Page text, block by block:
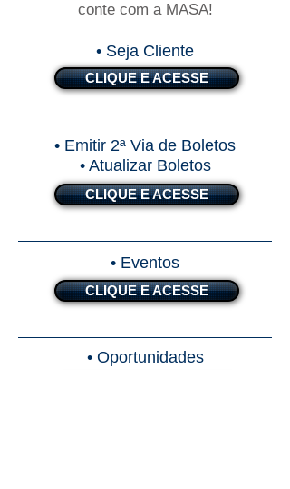
conte com a MASA!
• Seja Cliente
CLIQUE E ACESSE
• Emitir 2ª Via de Boletos
• Atualizar Boletos
CLIQUE E ACESSE
• Eventos
CLIQUE E ACESSE
• Oportunidades